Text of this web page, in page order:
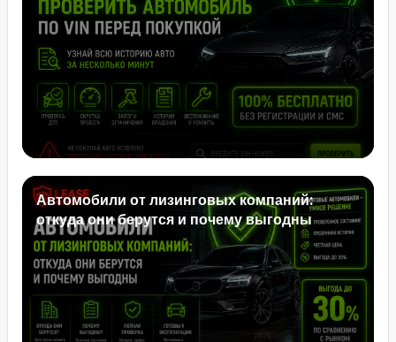
Автомобили от лизинговых компаний:
откуда они берутся и почему выгодны